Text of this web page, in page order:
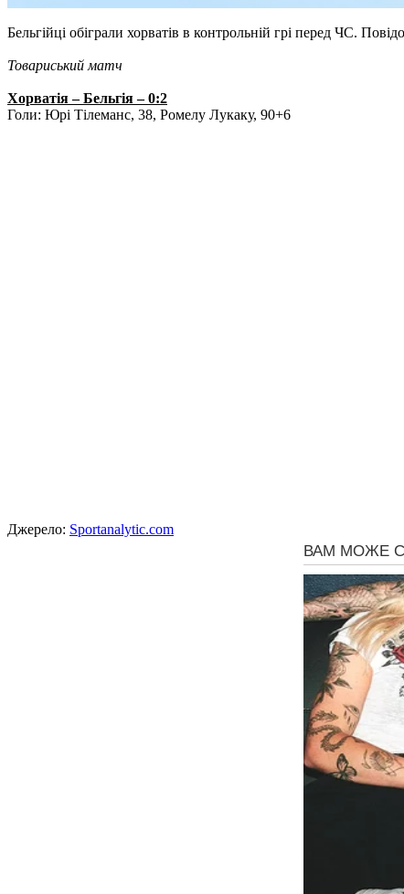
Бельгійці обіграли хорватів в контрольній грі перед ЧС.
Товариський матч
Хорватія – Бельгія – 0:2
Голи: Юрі Тілеманс, 38, Ромелу Лукаку, 90+6
Джерело: Sportanalytic.com